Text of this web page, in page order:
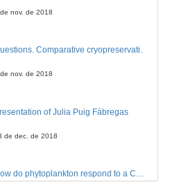
nov. de 2018
Questions. Comparative cryopreservation of molluscs
nov. de 2018
of Julia Puig Fábregas
de dec. de 2018
How do phytoplankton respond to a CO₂ increase
Gene expression, physiology and community structure of phytoplankton under future CO₂ conditions